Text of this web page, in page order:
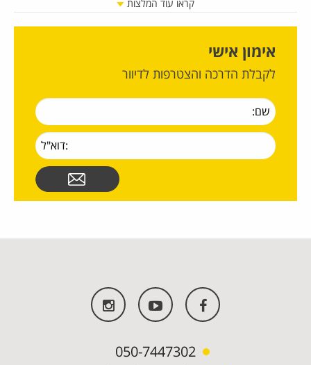
קראו עוד המלצות
אימון אישי
לקבלת הדרכה והצטרפות לדיוור
050-7447302